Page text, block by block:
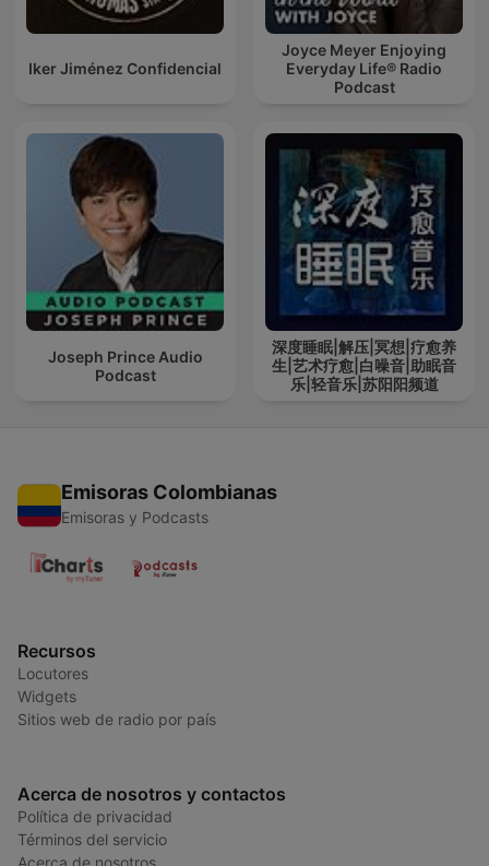
Iker Jiménez Confidencial
Joyce Meyer Enjoying
Everyday Life® Radio
Podcast
Joseph Prince Audio
Podcast
深度睡眠|解压|冥想|疗愈养
生|艺术疗愈|白噪音|助眠音
乐|轻音乐|苏阳阳频道
Emisoras Colombianas
Emisoras y Podcasts
Recursos
Locutores
Widgets
Sitios web de radio por país
Acerca de nosotros y contactos
Política de privacidad
Términos del servicio